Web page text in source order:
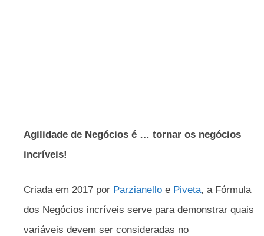
Agilidade de Negócios é … tornar os negócios
incríveis!
Criada em 2017 por Parzianello e Piveta, a Fórmula
dos Negócios incríveis serve para demonstrar quais
variáveis devem ser consideradas no